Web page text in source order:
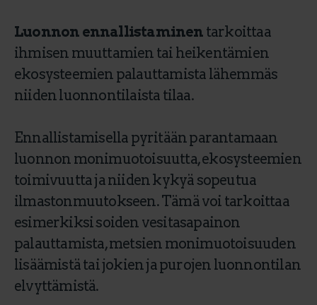
Luonnon ennallistaminen tarkoittaa
ihmisen muuttamien tai heikentämien
ekosysteemien palauttamista lähemmäs
niiden luonnontilaista tilaa.
Ennallistamisella pyritään parantamaan
luonnon monimuotoisuutta, ekosysteemien
toimivuutta ja niiden kykyä sopeutua
ilmastonmuutokseen. Tämä voi tarkoittaa
esimerkiksi soiden vesitasapainon
palauttamista, metsien monimuotoisuuden
lisäämistä tai jokien ja purojen luonnontilan
elvyttämistä.